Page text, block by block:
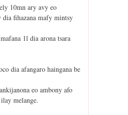
10mn ary avy eo
dia fihazana mafy mintsy
1l dia arona tsara
dia afangaro haingana be
eo ambony afo
melange.